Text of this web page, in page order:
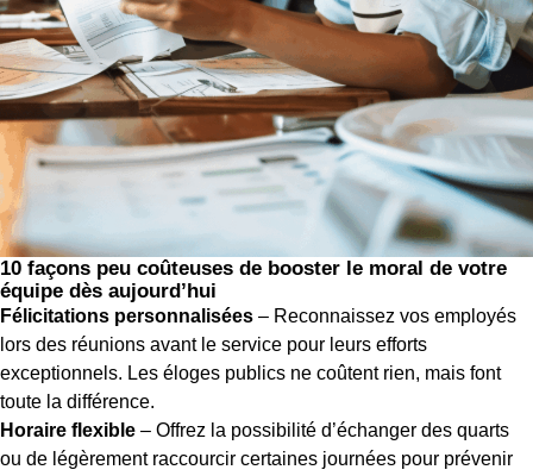
10 façons peu coûteuses de booster le moral de votre
équipe dès aujourd’hui
Félicitations personnalisées – Reconnaissez vos employés
lors des réunions avant le service pour leurs efforts
exceptionnels. Les éloges publics ne coûtent rien, mais font
toute la différence.
Horaire flexible – Offrez la possibilité d’échanger des quarts
ou de légèrement raccourcir certaines journées pour prévenir